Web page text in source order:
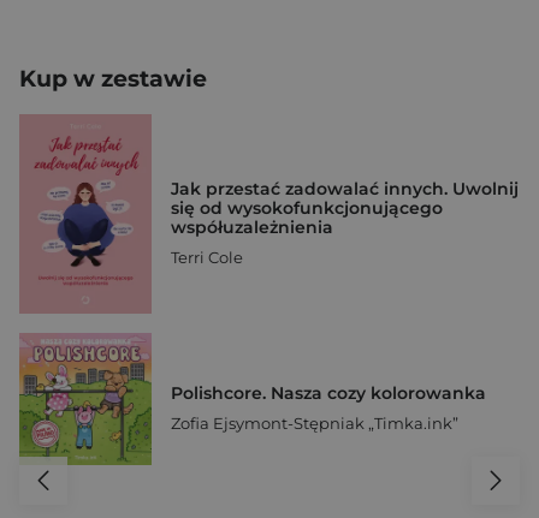
Kup w zestawie
Jak przestać zadowalać innych. Uwolnij
się od wysokofunkcjonującego
współuzależnienia
Terri Cole
Polishcore. Nasza cozy kolorowanka
Zofia Ejsymont-Stępniak „Timka.ink”